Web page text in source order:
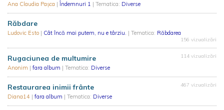
Ana Claudia Pașca | Îndemnuri 1 | Tematica: Diverse
Răbdare
Ludovic Esto | Cât încă mai putem, nu e târziu. | Tematica: Răbdarea
156 vizualizări
Rugaciunea de multumire
Anonim | fara album | Tematica: Diverse
114 vizualizări
Restaurarea inimii frânte
Diana14 | fara album | Tematica: Diverse
467 vizualizări